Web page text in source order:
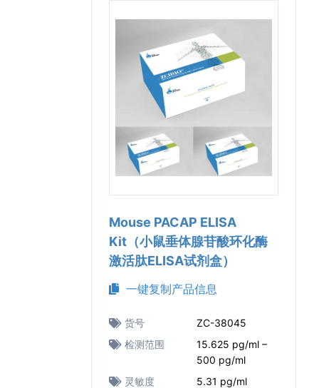
Mouse PACAP ELISA
Kit（小鼠垂体腺苷酸环化酶
激活肽ELISA试剂盒）
一键复制产品信息
货号
ZC-38045
检测范围
15.625 pg/ml –
500 pg/ml
灵敏度
5.31 pg/ml